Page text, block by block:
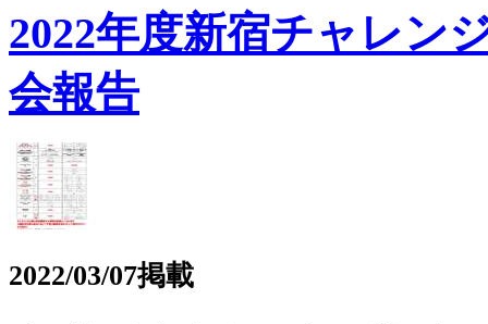
2022年度新宿チャレン
会報告
2022/03/07掲載